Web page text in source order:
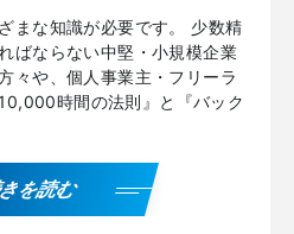
まな知識が必要です。 少数精
ばならない中堅・小規模企業
々や、個人事業主・フリーラ
時間の法則』と『バック
を読む